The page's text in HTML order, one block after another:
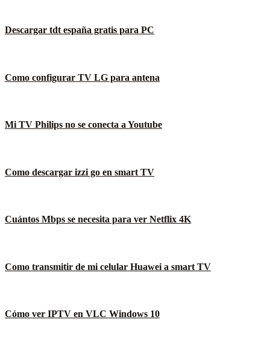
Descargar tdt españa gratis para PC
Como configurar TV LG para antena
Mi TV Philips no se conecta a Youtube
Como descargar izzi go en smart TV
Cuántos Mbps se necesita para ver Netflix 4K
Como transmitir de mi celular Huawei a smart TV
Cómo ver IPTV en VLC Windows 10